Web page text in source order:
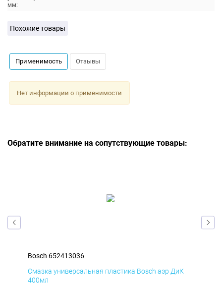
мм:
Похожие товары
Применимость Отзывы
Нет информации о применимости
Обратите внимание на сопутствующие товары:
Bosch 652413036
Смазка универсальная пластика Bosch аэр ДиК
400мл